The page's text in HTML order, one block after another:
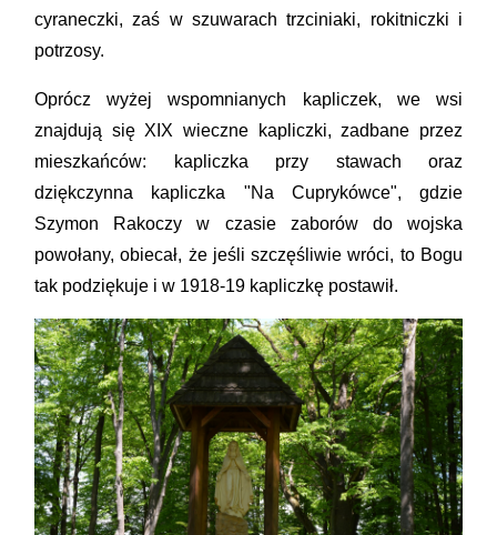
cyraneczki, zaś w szuwarach trzciniaki, rokitniczki i
potrzosy.
Oprócz wyżej wspomnianych kapliczek, we wsi
znajdują się XIX wieczne kapliczki, zadbane przez
mieszkańców: kapliczka przy stawach oraz
dziękczynna kapliczka "Na Cuprykówce", gdzie
Szymon Rakoczy w czasie zaborów do wojska
powołany, obiecał, że jeśli szczęśliwie wróci, to Bogu
tak podziękuje i w 1918-19 kapliczkę postawił.